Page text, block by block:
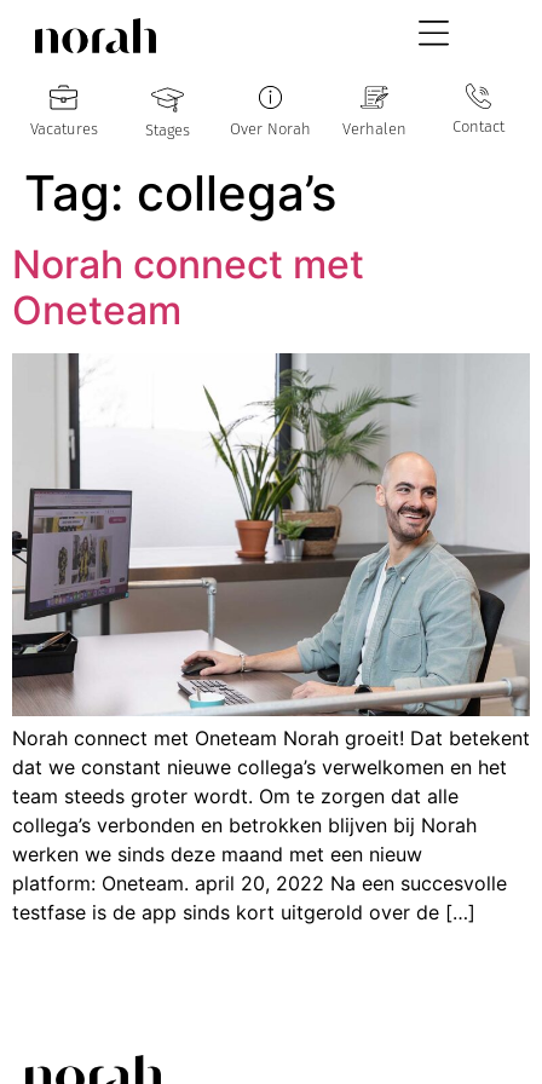
Vacatures Stages Over Norah Verhalen Contact
Tag: collega’s
Norah connect met
Oneteam
Norah connect met Oneteam Norah groeit! Dat betekent
dat we constant nieuwe collega’s verwelkomen en het
team steeds groter wordt. Om te zorgen dat alle
collega’s verbonden en betrokken blijven bij Norah
werken we sinds deze maand met een nieuw
platform: Oneteam. april 20, 2022 Na een succesvolle
testfase is de app sinds kort uitgerold over de […]